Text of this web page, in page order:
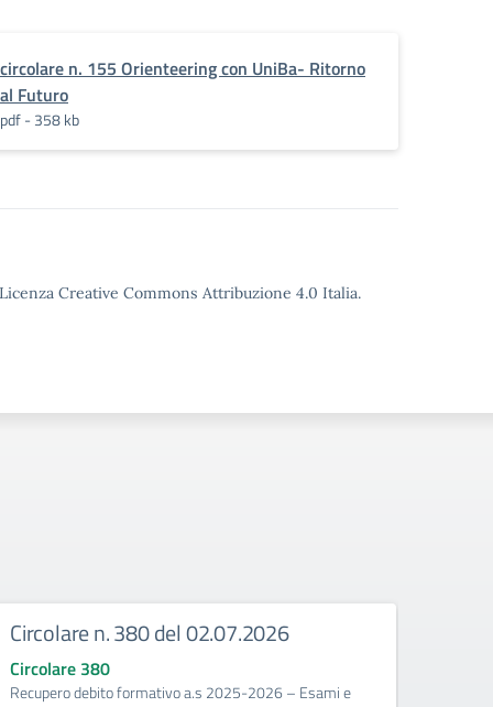
circolare n. 155 Orienteering con UniBa- Ritorno
al Futuro
pdf - 358 kb
Creative Commons Attribuzione 4.0 Italia.
Circolare n. 380 del 02.07.2026
Circolare 380
Recupero debito formativo a.s 2025-2026 – Esami e